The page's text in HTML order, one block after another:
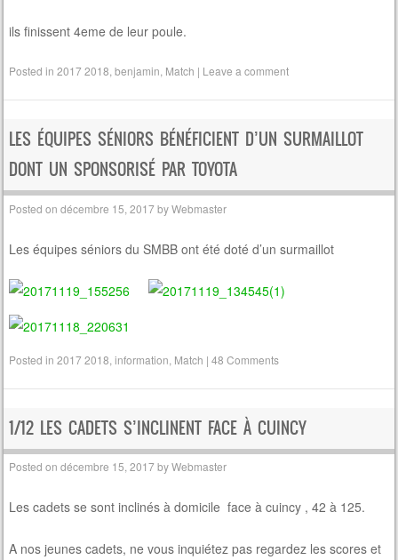
ils finissent 4eme de leur poule.
Posted in2017 2018 ,benjamin Match | Leave a comment
LES ÉQUIPES SÉNIORS BÉNÉFICIENT D’UN SURMAILLOT
DONT UN SPONSORISÉ PAR TOYOTA
Posted ondécembre 15, 2017byWebmaster
Les équipes séniors du SMBB ont été doté d’un surmaillot
Posted in2017 2018 ,information Match |48 Comments
1/12 LES CADETS S’INCLINENT FACE À CUINCY
Posted ondécembre 15, 2017byWebmaster
Les cadets se sont inclinés à domicile face à cuincy , 42 à 125.
A nos jeunes cadets, ne vous inquiétez pas regardez les scores et